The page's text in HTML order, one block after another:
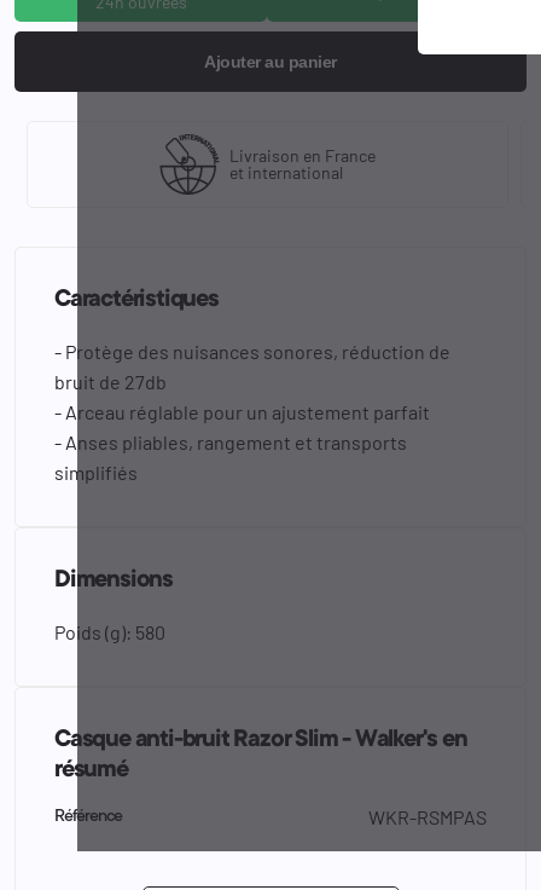
Ajouter au panier
Livraison en France
et international
Caractéristiques
- Protège des nuisances sonores, réduction de
bruit de 27db
- Arceau réglable pour un ajustement parfait
- Anses pliables, rangement et transports
simplifiés
Dimensions
Poids (g): 580
Casque anti-bruit Razor Slim - Walker's en
résumé
Référence WKR-RSMPAS